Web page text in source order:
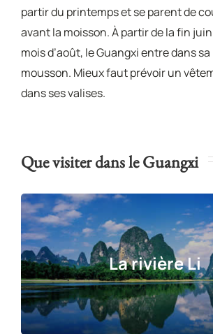
partir du printemps et se parent de
avant la moisson. À partir de la fin
mois d’août, le Guangxi entre dans
mousson. Mieux faut prévoir un
dans ses valises.
Que visiter dans le Guangxi
La rivière Li